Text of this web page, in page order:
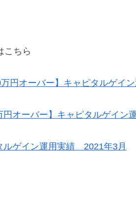
こちら
円オーバー】キャピタルゲイ
円オーバー】キャピタルゲイ
ルゲイン運用実績 2021年3月